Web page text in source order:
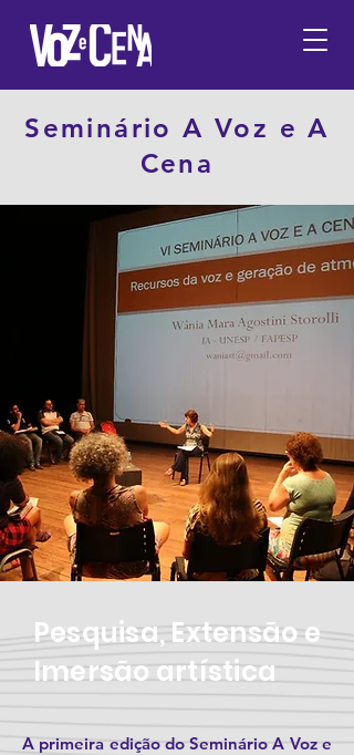
Seminário A Voz e A
Cena
Pesquisa, Extensão e
Imersão artística
A primeira edição do Seminário A Voz e